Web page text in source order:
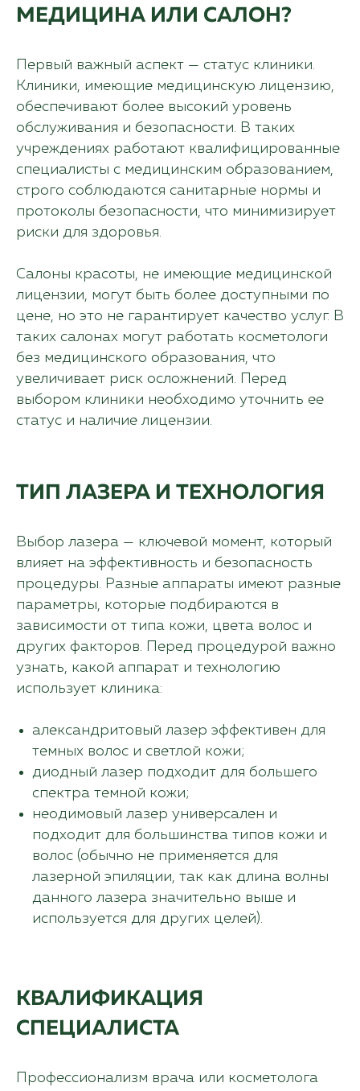
МЕДИЦИНА ИЛИ САЛОН?
Первый важный аспект — статус клиники.
Клиники, имеющие медицинскую лицензию,
обеспечивают более высокий уровень
обслуживания и безопасности. В таких
учреждениях работают квалифицированные
специалисты с медицинским образованием,
строго соблюдаются санитарные нормы и
протоколы безопасности, что минимизирует
риски для здоровья.
Салоны красоты, не имеющие медицинской
лицензии, могут быть более доступными по
цене, но это не гарантирует качество услуг. В
таких салонах могут работать косметологи
без медицинского образования, что
увеличивает риск осложнений. Перед
выбором клиники необходимо уточнить ее
статус и наличие лицензии.
ТИП ЛАЗЕРА И ТЕХНОЛОГИЯ
Выбор лазера — ключевой момент, который
влияет на эффективность и безопасность
процедуры. Разные аппараты имеют разные
параметры, которые подбираются в
зависимости от типа кожи, цвета волос и
других факторов. Перед процедурой важно
узнать, какой аппарат и технологию
использует клиника:
александритовый лазер эффективен для
темных волос и светлой кожи;
диодный лазер подходит для большего
спектра темной кожи;
неодимовый лазер универсален и
подходит для большинства типов кожи и
волос (обычно не применяется для
лазерной эпиляции, так как длина волны
данного лазера значительно выше и
используется для других целей).
КВАЛИФИКАЦИЯ
СПЕЦИАЛИСТА
Профессионализм врача или косметолога